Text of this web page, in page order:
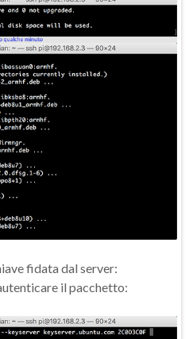
fidata dal server:
il pacchetto: